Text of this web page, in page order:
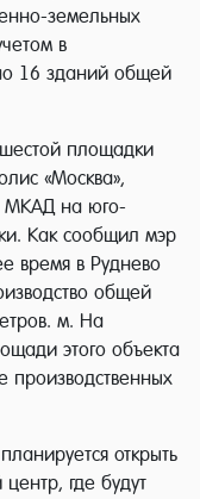
земельных
в
16 зданий общей
шестой площадки
«Москва»,
МКАД на юго-
Как сообщил мэр
время в Руднево
общей
м. На
этого объекта
открыть
где будут